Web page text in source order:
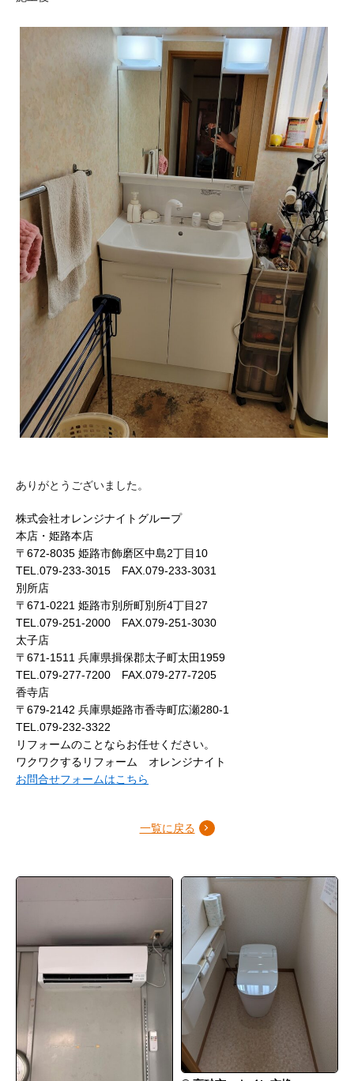
ありがとうございました。
株式会社オレンジナイトグループ
本店・姫路本店
〒672-8035 姫路市飾磨区中島2丁目10
TEL.079-233-3015 FAX.079-233-3031
別所店
〒671-0221 姫路市別所町別所4丁目27
TEL.079-251-2000 FAX.079-251-3030
太子店
〒671-1511 兵庫県揖保郡太子町太田1959
TEL.079-277-7200 FAX.079-277-7205
香寺店
〒679-2142 兵庫県姫路市香寺町広瀬280-1
TEL.079-232-3322
リフォームのことならお任せください。
ワクワクするリフォーム オレンジナイト
お問合せフォームはこちら
一覧に戻る